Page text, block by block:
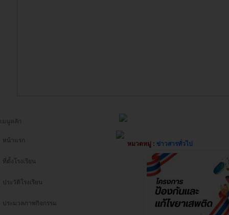
เมนูหลัก
หน้าแรก
ที่ตั้งโรงเรียน
ประวัติโรงเรียน
ประมวลภาพกิจกรรม
หมวดหมู่ : ข่าวสารทั่วไป